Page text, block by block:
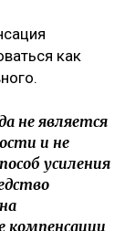
три
создать
планы. По
не в